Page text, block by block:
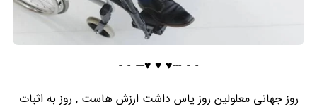
_-_-_---♥️ ♥️ ♥️---_-_-_
روز جهانی معلولین روز پاس داشت ارزش هاست , روز به اثبات